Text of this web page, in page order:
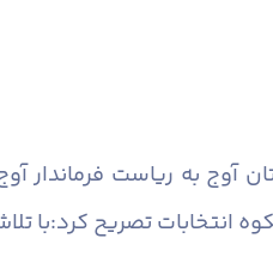
آوج به ریاست فرماندار